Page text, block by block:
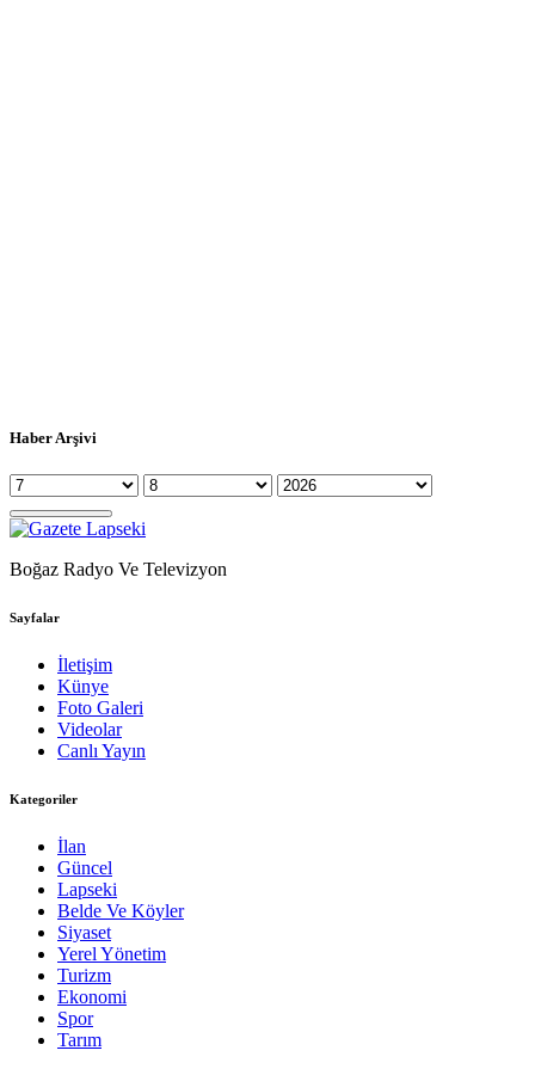
Haber Arşivi
Boğaz Radyo Ve Televizyon
Sayfalar
İletişim
Künye
Foto Galeri
Videolar
Canlı Yayın
Kategoriler
İlan
Güncel
Lapseki
Belde Ve Köyler
Siyaset
Yerel Yönetim
Turizm
Ekonomi
Spor
Tarım